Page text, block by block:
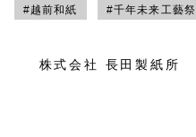
#越前和紙 #千年未来工藝祭
株式会社 長田製紙所